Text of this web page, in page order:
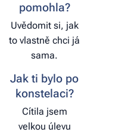
pomohla?
Uvědomit si, jak
to vlastně chci já
sama.
Jak ti bylo po
konstelaci?
Cítila jsem
velkou úlevu